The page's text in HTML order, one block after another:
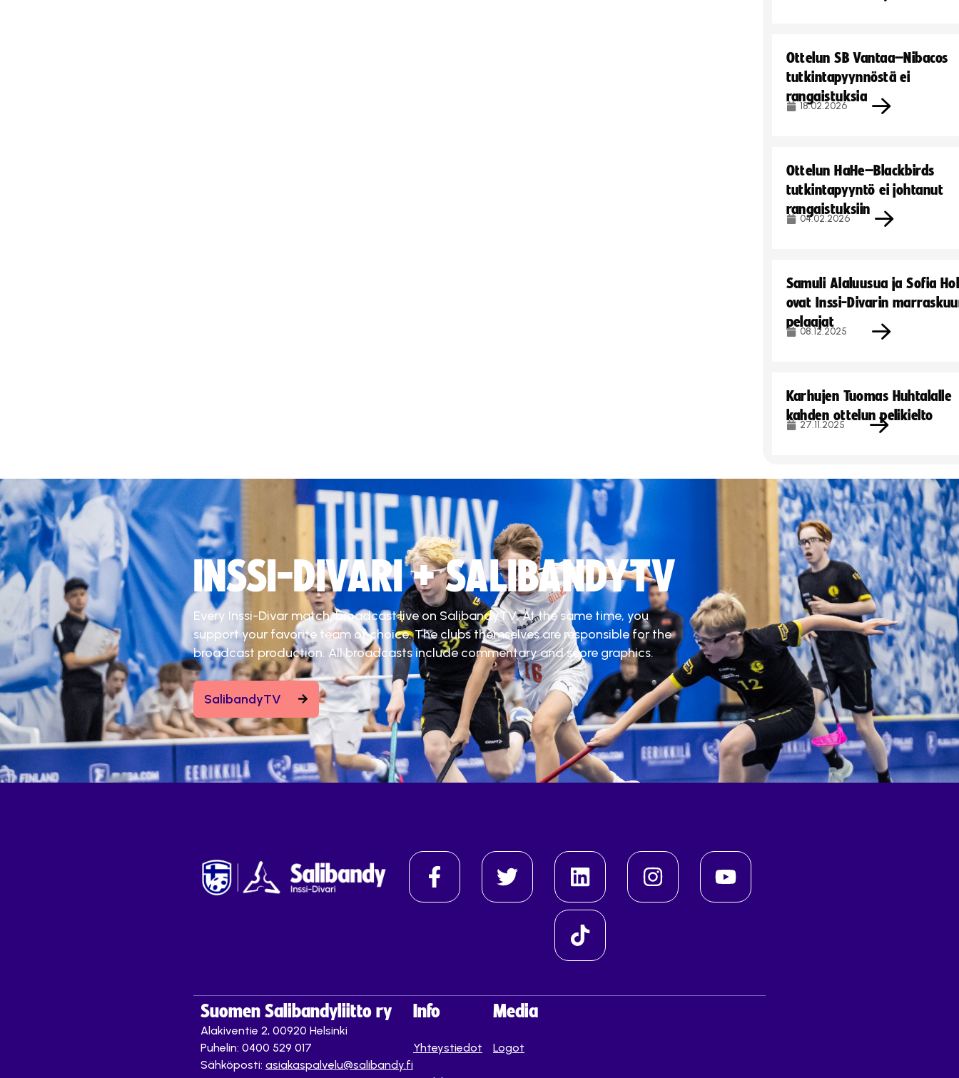
Ottelun SB Vantaa–Nibacos
tutkintapyynnöstä ei
rangaistuksia
18.02.2026
Ottelun HaHe–Blackbirds
tutkintapyyntö ei johtanut
rangaistuksiin
04.02.2026
Samuli Alaluusua ja Sofia
ovat Inssi-Divarin
pelaajat
08.12.2025
Karhujen Tuomas Huhtalalle
kahden ottelun pelikielto
27.11.2025
INSSI-DIVARI + SALIBANDYTV
Every Inssi-Divar match, broadcast live on SalibandyTV. At the same time, you
support your favorite team of choice. The clubs themselves are responsible for the
broadcast production. All broadcasts include commentary and score graphics.
SalibandyTV
Suomen Salibandyliitto ry
Alakiventie 2, 00920 Helsinki
Puhelin: 0400 529 017
Sähköposti: asiakaspalvelu@salibandy.fi
Info
Yhteystiedot
Media
Logot